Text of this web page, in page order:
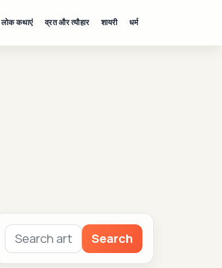
लोक कथाएं व्रत और त्यौहार शायरी धर्म
Search
for:
Search